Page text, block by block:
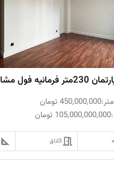
فول مشاعات
450,000,000 تومان
105,000,000,000 تومان
3اتاق